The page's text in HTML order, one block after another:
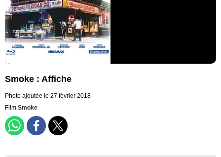
Smoke : Affiche
Photo ajoutée le 27 février 2018
Film Smoke